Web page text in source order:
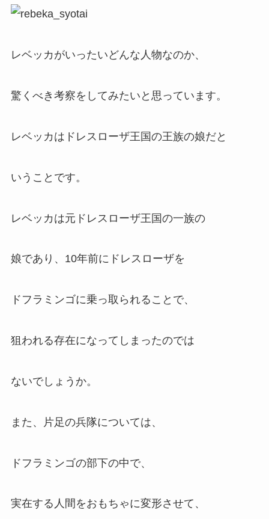
レベッカがいったいどんな人物なのか、
驚くべき考察をしてみたいと思っています。
レベッカはドレスローザ王国の王族の娘だと
いうことです。
レベッカは元ドレスローザ王国の一族の
娘であり、10年前にドレスローザを
ドフラミンゴに乗っ取られることで、
狙われる存在になってしまったのでは
ないでしょうか。
また、片足の兵隊については、
ドフラミンゴの部下の中で、
実在する人間をおもちゃに変形させて、